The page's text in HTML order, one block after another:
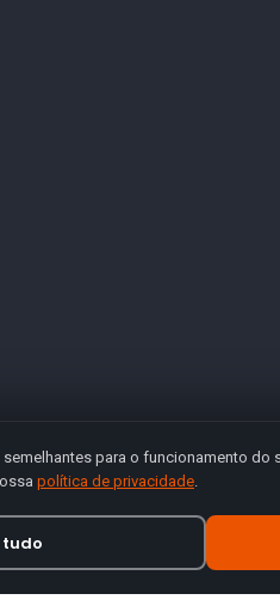
para o funcionamento do
política de privacidade.
tudo